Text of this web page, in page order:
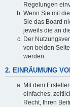
Regelungen
Wenn Sie mit
Sie das Board
jeweils die an
Der
von beiden
werden.
2. EINRÄUMUNG
Mit dem
einfaches,
Recht, Ihren